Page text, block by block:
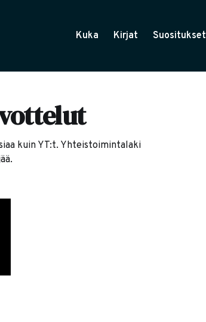
Kuka Kirjat Suositukset
kuin YT:t. Yhteistoimintalaki